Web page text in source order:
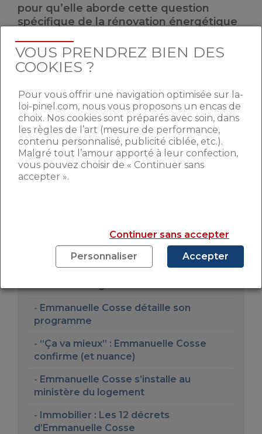
pour qu’elle aborde cette question
spécifique de la rénovation énergétique
de la rénovation énergétique des
bâtiments publics est un sujet majeu
détaillé la ministre.
Crédit photo : © brizmaker/Shutterstock.
En savoir plus sur Emmanuelle Cosse
Conférence environnementale :
Emmanuelle Cosse promet des actions
Ile-de-France : Emmanuelle Cosse veut
renforcer le droit au logement
Emmanuelle Cosse détaille son
programme
“Ça va mieux” : Emmanuelle Cosse
confirme (et nuance)
Emmanuelle Cosse s’installe au
ministère du logement
Immobilier : Les 12 décrets
d’Emmanuelle Cosse
VOUS PRENDREZ BIEN DES
COOKIES ?
Pour vous offrir une navigation optimisée sur la-
loi-pinel.com, nous vous proposons un encas de
choix. Nos cookies sont préparés avec soin, dans
les règles de l’art (mesure de performance,
contenu personnalisé, publicité ciblée, etc.).
Malgré tout l’amour apporté à leur confection,
vous pouvez choisir de « Continuer sans
accepter ».
Continuer sans accepter
Personnaliser
Accepter